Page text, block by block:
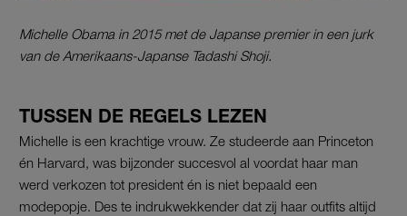
Michelle Obama in 2015 met de Japanse premier in een jurk
van de Amerikaans-Japanse Tadashi Shoji.
TUSSEN DE REGELS LEZEN
Michelle is een krachtige vrouw. Ze studeerde aan Princeton
én Harvard, was bijzonder succesvol al voordat haar man
werd verkozen tot president én is niet bepaald een
modepopje. Des te indrukwekkender dat zij haar outfits altijd